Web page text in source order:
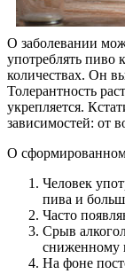
О заболевании
употреблять пиво
количествах. Он
Толерантность
укрепляется.
зависимостей: от
О
Человек
пива и
Часто
Срыв
сниженному
На фоне